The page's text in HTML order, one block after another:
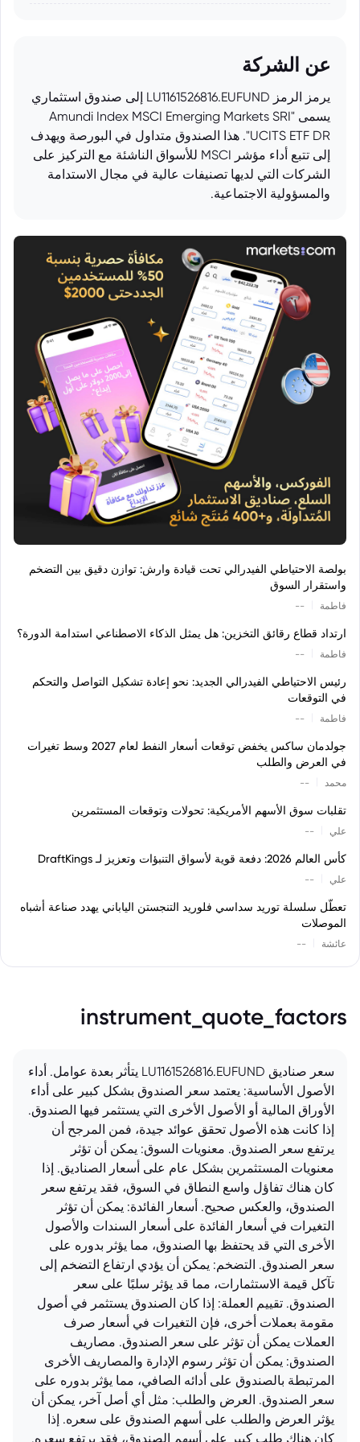
عن الشركة
يرمز الرمز LU1161526816.EUFUND إلى صندوق استثماري
يسمى "Amundi Index MSCI Emerging Markets SRI
UCITS ETF DR". هذا الصندوق متداول في البورصة ويهدف
إلى تتبع أداء مؤشر MSCI للأسواق الناشئة مع التركيز على
الشركات التي لديها تصنيفات عالية في مجال الاستدامة
والمسؤولية الاجتماعية.
بولصة الاحتياطي الفيدرالي تحت قيادة وارش: توازن دقيق بين التضخم
واستقرار السوق
فاطمة --
ارتداد قطاع رقائق التخزين: هل يمثل الذكاء الاصطناعي استدامة الدورة؟
فاطمة --
رئيس الاحتياطي الفيدرالي الجديد: نحو إعادة تشكيل التواصل والتحكم
في التوقعات
فاطمة --
جولدمان ساكس يخفض توقعات أسعار النفط لعام 2027 وسط تغيرات
في العرض والطلب
محمد --
تقلبات سوق الأسهم الأمريكية: تحولات وتوقعات المستثمرين
علي --
كأس العالم 2026: دفعة قوية لأسواق التنبؤات وتعزيز لـ DraftKings
علي --
تعطّل سلسلة توريد سداسي فلوريد التنجستن الياباني يهدد صناعة أشباه
الموصلات
عائشة --
instrument_quote_factors
سعر صناديق LU1161526816.EUFUND يتأثر بعدة عوامل. أداء
الأصول الأساسية: يعتمد سعر الصندوق بشكل كبير على أداء
الأوراق المالية أو الأصول الأخرى التي يستثمر فيها الصندوق.
إذا كانت هذه الأصول تحقق عوائد جيدة، فمن المرجح أن
يرتفع سعر الصندوق. معنويات السوق: يمكن أن تؤثر
معنويات المستثمرين بشكل عام على أسعار الصناديق. إذا
كان هناك تفاؤل واسع النطاق في السوق، فقد يرتفع سعر
الصندوق، والعكس صحيح. أسعار الفائدة: يمكن أن تؤثر
التغيرات في أسعار الفائدة على أسعار السندات والأصول
الأخرى التي قد يحتفظ بها الصندوق، مما يؤثر بدوره على
سعر الصندوق. التضخم: يمكن أن يؤدي ارتفاع التضخم إلى
تآكل قيمة الاستثمارات، مما قد يؤثر سلبًا على سعر
الصندوق. تقييم العملة: إذا كان الصندوق يستثمر في أصول
مقومة بعملات أخرى، فإن التغيرات في أسعار صرف
العملات يمكن أن تؤثر على سعر الصندوق. مصاريف
الصندوق: يمكن أن تؤثر رسوم الإدارة والمصاريف الأخرى
المرتبطة بالصندوق على أدائه الصافي، مما يؤثر بدوره على
سعر الصندوق. العرض والطلب: مثل أي أصل آخر، يمكن أن
يؤثر العرض والطلب على أسهم الصندوق على سعره. إذا
كان هناك طلب كبير على أسهم الصندوق، فقد يرتفع سعره.